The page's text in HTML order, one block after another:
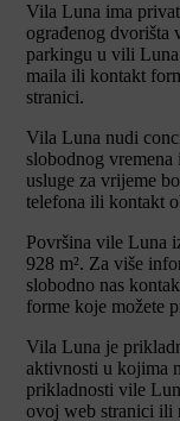
Vila Luna ima
ograđenog dvorišta
parkingu u vili
maila ili kontakt
stranici.
Vila Luna nudi
slobodnog
usluge za vrijeme
telefona ili kontakt
Površina vile Luna
928 m². Za više
slobodno nas
forme koje možete
Vila Luna je
aktivnosti u kojima
prikladnosti vile
ovoj web stranici ili